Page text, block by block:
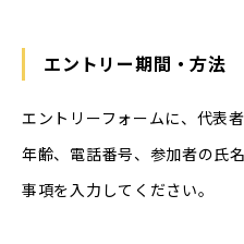
エントリー期間・方法
エントリーフォームに、代表
年齢、電話番号、参加者の氏
事項を入力してください。